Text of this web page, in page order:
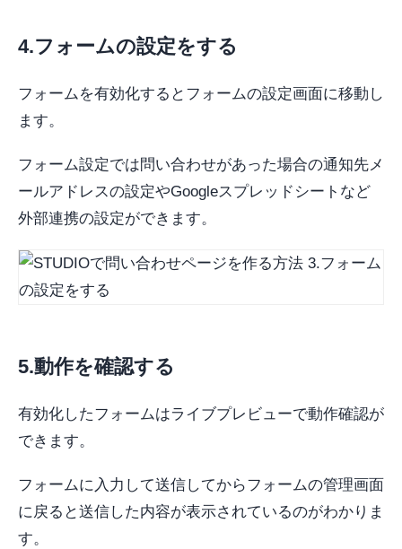
4.フォームの設定をする
フォームを有効化するとフォームの設定画面に移動し
ます。
フォーム設定では問い合わせがあった場合の通知先メ
ールアドレスの設定やGoogleスプレッドシートなど
外部連携の設定ができます。
5.動作を確認する
有効化したフォームはライブプレビューで動作確認が
できます。
フォームに入力して送信してからフォームの管理画面
に戻ると送信した内容が表示されているのがわかりま
す。